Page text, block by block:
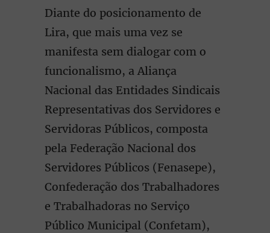
Diante do posicionamento de
Lira, que mais uma vez se
manifesta sem dialogar com o
funcionalismo, a Aliança
Nacional das Entidades Sindicais
Representativas dos Servidores e
Servidoras Públicos, composta
pela Federação Nacional dos
Servidores Públicos (Fenasepe),
Confederação dos Trabalhadores
e Trabalhadoras no Serviço
Público Municipal (Confetam),